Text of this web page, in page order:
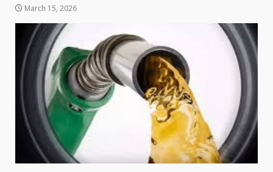
March 15, 2026